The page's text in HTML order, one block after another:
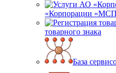
«Корпорации
товарного знака
База